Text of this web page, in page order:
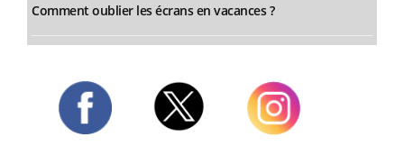
Comment oublier les écrans en vacances ?